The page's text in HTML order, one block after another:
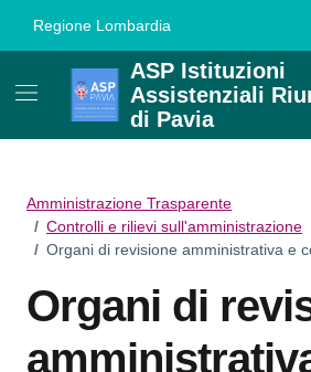
Regione Lombardia
ASP Istituzioni
Assistenziali
di Pavia
Amministrazione Trasparente
/ Controlli e rilievi sull'amministrazione
/ Organi di revisione amministrativa e
Organi di